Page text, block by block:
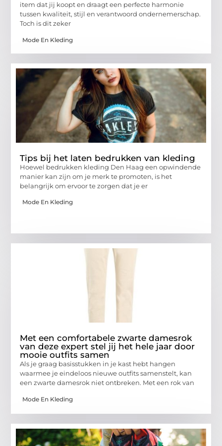
item dat jij koopt en draagt een perfecte harmonie
tussen kwaliteit, stijl en verantwoord ondernemerschap.
Toch is dit zeker
Mode En Kleding
Tips bij het laten bedrukken van kleding
Hoewel bedrukken kleding Den Haag een opwindende
manier kan zijn om je merk te promoten, is het
belangrijk om ervoor te zorgen dat je er
Mode En Kleding
Met een comfortabele zwarte damesrok
van deze expert stel jij het hele jaar door
mooie outfits samen
Als je graag basisstukken in je kast hebt hangen
waarmee je eindeloos nieuwe outfits samenstelt, kan
een zwarte damesrok niet ontbreken. Met een rok van
Mode En Kleding